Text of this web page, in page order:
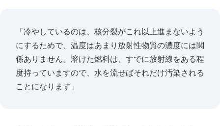
「冷やしているのは、核分裂がこれ以上進まないよう
にするためで、温度はあまり放射性物質の濃度には関
係ありません。溶けた燃料は、すでに放射線をある程
度持っていますので、水を流せばそれだけ汚染される
ことになります」